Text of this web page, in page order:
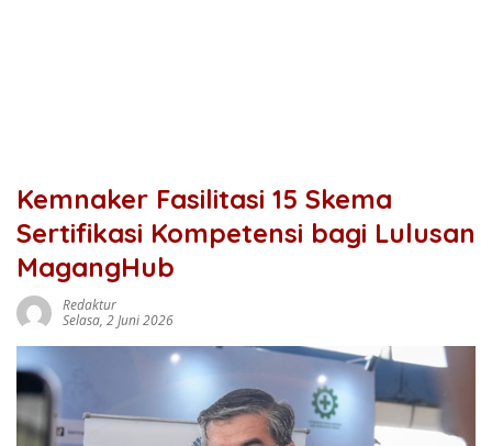
Kemnaker Fasilitasi 15 Skema
Sertifikasi Kompetensi bagi Lulusan
MagangHub
Redaktur
Selasa, 2 Juni 2026